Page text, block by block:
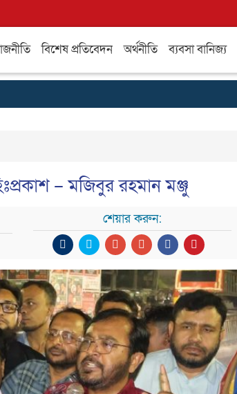
বিশেষ প্রতিবেদন অর্থনীতি ব্যবসা বানিজ্য
– মজিবুর রহমান মঞ্জু
শেয়ার করুন: